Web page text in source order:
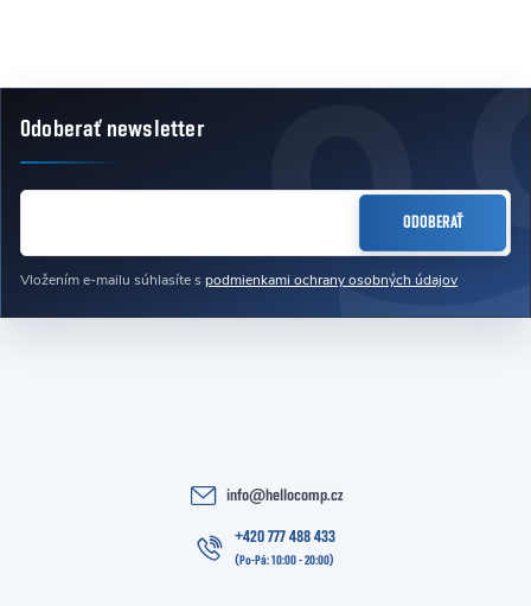
Zápätie
Odoberať newsletter
Vložením e-mailu súhlasíte s podmienkami ochrany osobných údajov
ODOBERAŤ
info@hellocomp.cz
+420 777 488 433